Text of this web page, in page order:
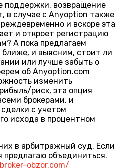
поддержки, возвращение
в случае с Anyoption также
и вскоре эта
и откроет регистрацию
А пока предлагаем
ближе, и выясним, стоит ли
или лучше забыть о
об Anyoption.com
изменить
риск, эта опция
брокерами, и
с учетом
исхода в процентном
в арбитражный суд. Если
предлагаю объединиться.
obzor.com/